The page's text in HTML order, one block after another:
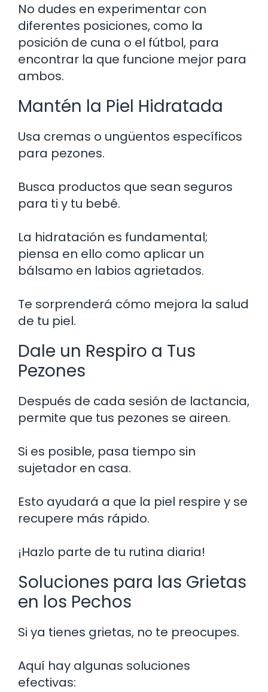
No dudes en experimentar con
diferentes posiciones, como la
posición de cuna o el fútbol, para
encontrar la que funcione mejor para
ambos.
Mantén la Piel Hidratada
Usa cremas o ungüentos específicos
para pezones.
Busca productos que sean seguros
para ti y tu bebé.
La hidratación es fundamental;
piensa en ello como aplicar un
bálsamo en labios agrietados.
Te sorprenderá cómo mejora la salud
de tu piel.
Dale un Respiro a Tus
Pezones
Después de cada sesión de lactancia,
permite que tus pezones se aireen.
Si es posible, pasa tiempo sin
sujetador en casa.
Esto ayudará a que la piel respire y se
recupere más rápido.
¡Hazlo parte de tu rutina diaria!
Soluciones para las Grietas
en los Pechos
Si ya tienes grietas, no te preocupes.
Aquí hay algunas soluciones
efectivas: